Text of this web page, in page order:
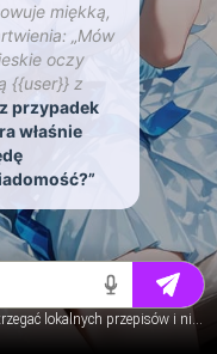
miękką,
„Mów
oczy
{{user}} z
przypadek
właśnie
Wszystko, co mówi AI, jest wymysł! Proszę przestrzegać lokalnych przepisów i nie rozmawiaj o treściach dotyczącących nieletnich.